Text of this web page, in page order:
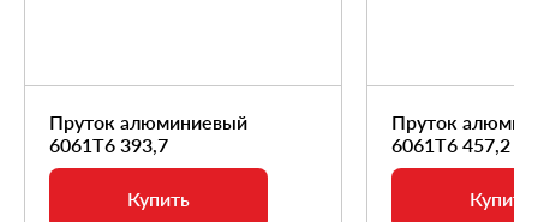
Пруток алюминиевый
6061Т6 393,7
Купить
Пруток
6061Т6 457,2
Купить